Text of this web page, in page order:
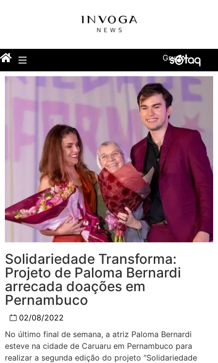
Grupo
Solidariedade Transforma:
Projeto de Paloma Bernardi
arrecada doações em
Pernambuco
02/08/2022
No último final de semana, a atriz Paloma Bernardi
esteve na cidade de Caruaru em Pernambuco para
realizar a segunda edição do projeto “Solidariedade